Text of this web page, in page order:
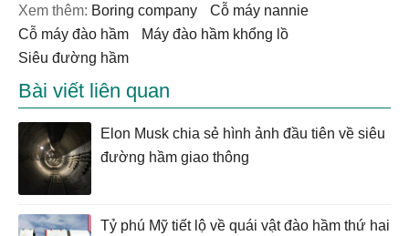
Xem thêm: boring company
cỗ máy nannie
cỗ máy đào hầm
máy đào hầm khổng lồ
siêu đường hầm
Bài viết liên quan
Elon Musk chia sẻ hình ảnh đầu tiên về siêu
đường hầm giao thông
Tỷ phú Mỹ tiết lộ về quái vật đào hầm thứ hai